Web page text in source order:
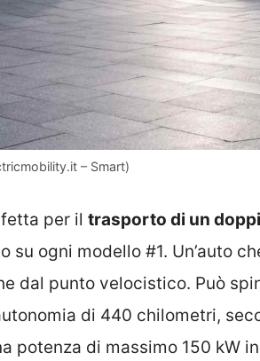
– Smart)
per il trasporto di un
su ogni modello #1. Un’auto
dal punto velocistico. Può
di 440 chilometri,
potenza di massimo 150 kW